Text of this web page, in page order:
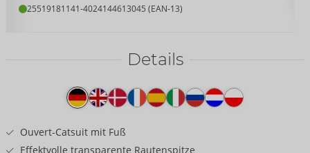
25519181141-4024144613045 (EAN-13)
Details
Produkttext
Ouvert-Catsuit mit Fuß
Effektvolle transparente Rautenspitze